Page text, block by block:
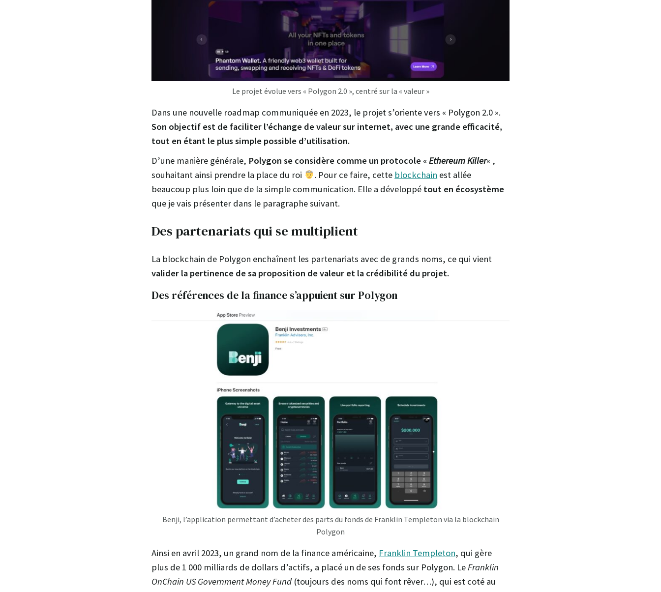
Le projet évolue vers « Polygon 2.0 », centré sur la « valeur »
Dans une nouvelle roadmap communiquée en 2023, le projet s’oriente vers « Polygon 2.0 ».
Son objectif est de faciliter l’échange de valeur sur internet, avec une grande efficacité,
tout en étant le plus simple possible d’utilisation.
D’une manière générale, Polygon se considère comme un protocole «Ethereum Killer« ,
souhaitant ainsi prendre la place du roi
. Pour ce faire, cette blockchain est allée
beaucoup plus loin que de la simple communication. Elle a développé tout en écosystème
que je vais présenter dans le paragraphe suivant.
Des partenariats qui se multiplient
La blockchain de Polygon enchaînent les partenariats avec de grands noms, ce qui vient
valider la pertinence de sa proposition de valeur et la crédibilité du projet.
Des références de la finance s’appuient sur Polygon
Benji, l’application permettant d’acheter des parts du fonds de Franklin Templeton via la blockchain
Polygon
Ainsi en avril 2023, un grand nom de la finance américaine, Franklin Templeton, qui gère
plus de 1 000 milliards de dollars d’actifs, a placé un de ses fonds sur Polygon. LeFranklin
OnChain US Government Money Fund(toujours des noms qui font rêver…), qui est coté au